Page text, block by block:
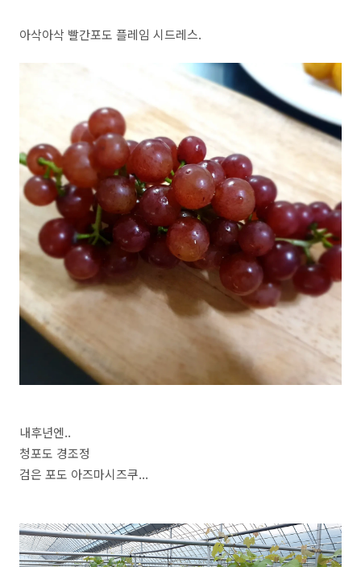
아삭아삭 빨간포도 플레임 시드레스.
내후년엔..
청포도 경조정
검은 포도 아즈마시즈쿠...